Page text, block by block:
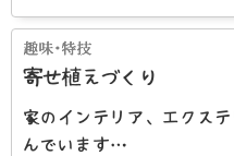
寄せ植えづくり
家のインテリア、エクス
んでいます…